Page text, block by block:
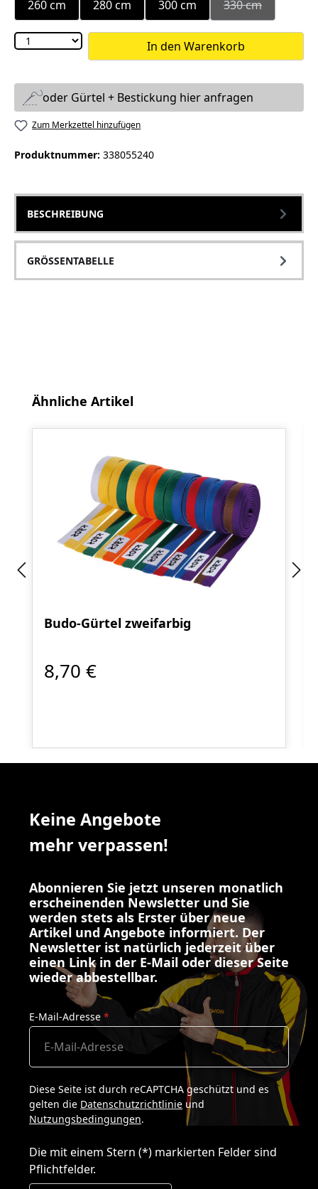
260 cm 280 cm 300 cm 330 cm(Diese Option
In den Warenkorb
oder Gürtel + Bestickung hier anfragen
Zum Merkzettel hinzufügen
Produktnummer: 338055240
BESCHREIBUNG
GRÖSSENTABELLE
Produktgalerie überspringen
Ähnliche Artikel
Budo-Gürtel zweifarbig
8,70 €
Keine Angebote
mehr verpassen!
Abonnieren Sie jetzt unseren monatlich
erscheinenden Newsletter und Sie
werden stets als Erster über neue
Artikel und Angebote informiert. Der
Newsletter ist natürlich jederzeit über
einen Link in der E-Mail oder dieser Seite
wieder abbestellbar.
E-Mail-Adresse *
Diese Seite ist durch reCAPTCHA geschützt und es
gelten die Datenschutzrichtlinie und
Nutzungsbedingungen.
Die mit einem Stern (*) markierten Felder sind
Pflichtfelder.